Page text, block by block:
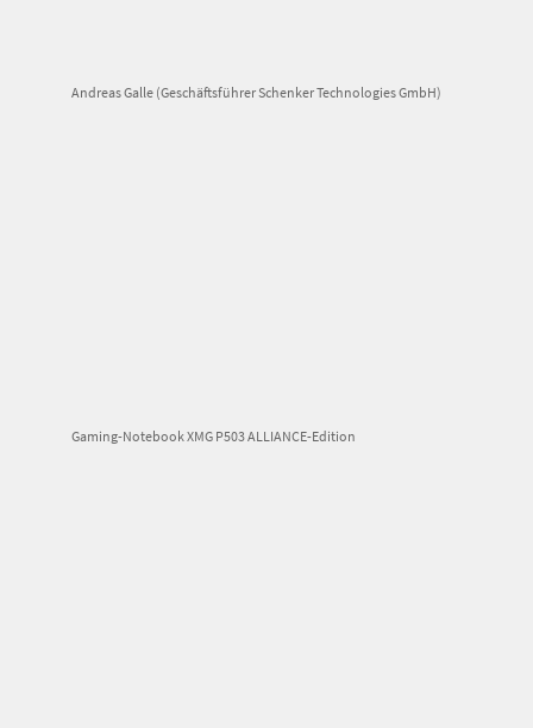
Andreas Galle (Geschäftsführer Schenker Technologies GmbH)
Gaming-Notebook XMG P503 ALLIANCE-Edition